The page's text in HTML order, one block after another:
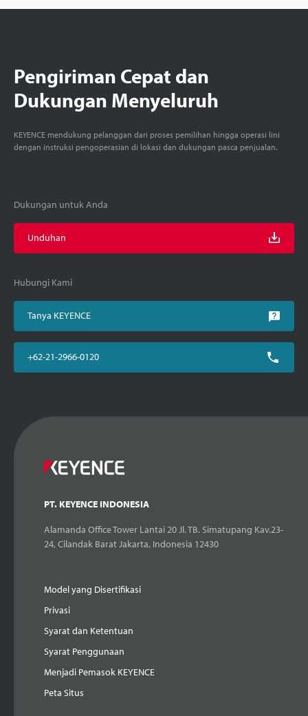
Pengiriman Cepat dan
Dukungan Menyeluruh
KEYENCE mendukung pelanggan dari proses pemilihan hingga operasi lini
dengan instruksi pengoperasian di lokasi dan dukungan pasca penjualan.
Dukungan untuk Anda
Unduhan
Hubungi Kami
Tanya KEYENCE
+62-21-2966-0120
PT. KEYENCE INDONESIA
Alamanda Office Tower Lantai 20 Jl. TB. Simatupang Kav.23-
24, Cilandak Barat Jakarta, Indonesia 12430
Model yang Disertifikasi
Privasi
Syarat dan Ketentuan
Syarat Penggunaan
Menjadi Pemasok KEYENCE
Peta Situs